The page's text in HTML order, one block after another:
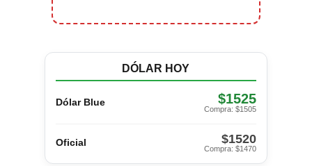
DÓLAR HOY
Dólar Blue $1525
Compra: $1505
Oficial $1520
Compra: $1470